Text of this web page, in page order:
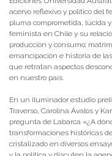
acervo reflexivo y político del
pluma comprometida, lúcida
feminista en Chile y su
producción y consumo;
emancipación e historia de
que retratan aspectos
en nuestro país.
En un iluminador estudio
Traverso, Carolina Ávalos y
pregunta de Labarca «¿A
transformaciones históricas
cristalizado en diversos